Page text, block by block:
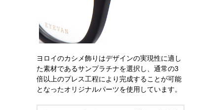
ヨロイのカシメ飾りはデザインの実現性に適し
た素材であるサンプラチナを選択し、通常の3
倍以上のプレス工程により完成することが可能
となったオリジナルパーツを使用しています。